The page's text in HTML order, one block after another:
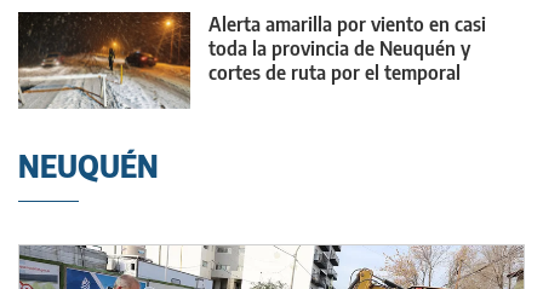
Alerta amarilla por viento en casi
toda la provincia de Neuquén y
cortes de ruta por el temporal
NEUQUÉN